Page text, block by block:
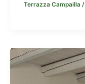
Terrazza Campailla /